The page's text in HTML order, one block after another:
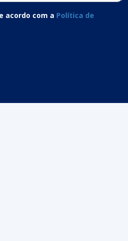
acordo com a Política de